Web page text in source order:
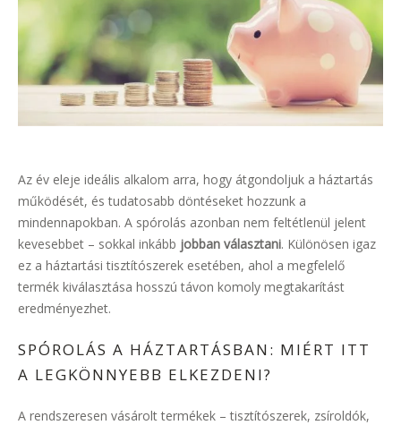
Az év eleje ideális alkalom arra, hogy átgondoljuk a háztartás
működését, és tudatosabb döntéseket hozzunk a
mindennapokban. A spórolás azonban nem feltétlenül jelent
kevesebbet – sokkal inkább jobban választani. Különösen igaz
ez a háztartási tisztítószerek esetében, ahol a megfelelő
termék kiválasztása hosszú távon komoly megtakarítást
eredményezhet.
SPÓROLÁS A HÁZTARTÁSBAN: MIÉRT ITT
A LEGKÖNNYEBB ELKEZDENI?
A rendszeresen vásárolt termékek – tisztítószerek, zsíroldók,